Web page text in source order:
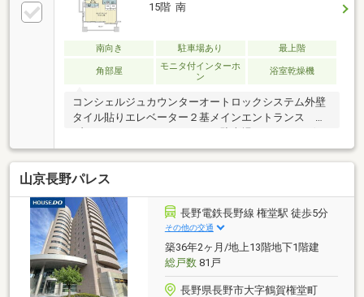
15階 南
南向き 駐車場あり 最上階
角部屋
モニタ付インターホ
ン
浴室乾燥機
コンシェルジュカウンターオートロックシステム外壁
タイル貼りエレベーター２基メインエントランス サ
ブエントランストランクルーム駐車場にチェーンゲー
ト設置駐車場にロードヒーティング敷設ペット飼育可
（飼養細則参照）
山京長野パレス
長野電鉄長野線 権堂駅 徒歩5分
その他の交通
築36年2ヶ月/地上13階地下1階建
総戸数81戸
長野県長野市大字鶴賀権堂町